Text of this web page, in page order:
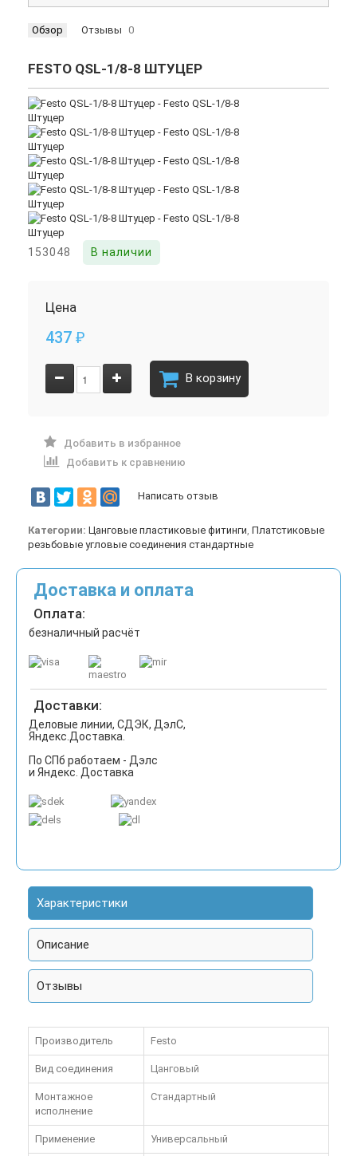
Обзор Отзывы 0
FESTO QSL-1/8-8 ШТУЦЕР
153048 В наличии
Цена
437 ₽
В корзину
Добавить в избранное
Добавить к сравнению
Написать отзыв
Категории: Цанговые пластиковые фитинги, Платстиковые
резьбовые угловые соединения стандартные
Доставка и оплата
Оплата:
безналичный расчёт
Доставки:
Деловые линии, СДЭК, ДэлС,
Яндекс.Доставка.
По СПб работаем - Дэлс
и Яндекс. Доставка
Характеристики
Описание
Отзывы
Производитель Festo
Вид соединения Цанговый
Монтажное
исполнение
Стандартный
Применение Универсальный